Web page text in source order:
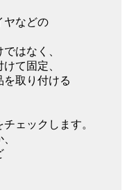
ヤなどの
はなく、
て固定、
を取り付ける
ェックします。